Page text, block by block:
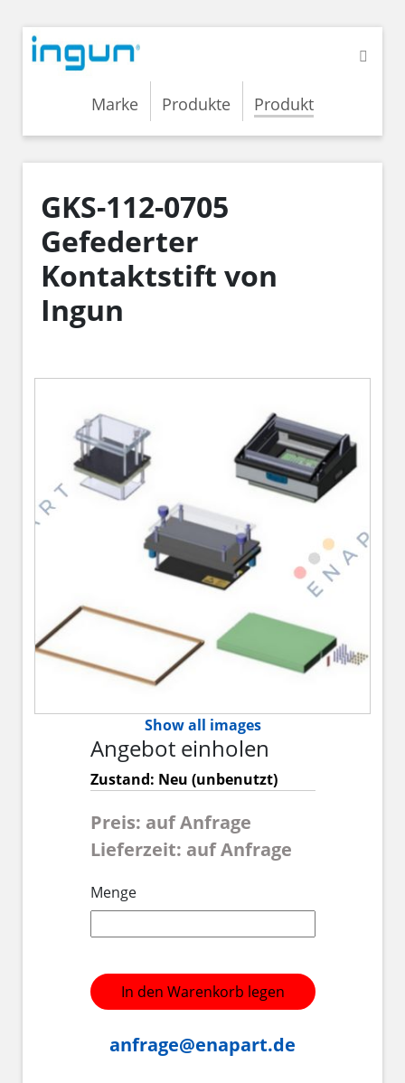
Marke Produkte Produkt
GKS-112-0705
Gefederter
Kontaktstift von
Ingun
Show all images
Angebot einholen
Zustand: Neu (unbenutzt)
Preis: auf Anfrage
Lieferzeit: auf Anfrage
Menge
In den Warenkorb legen
anfrage@enapart.de